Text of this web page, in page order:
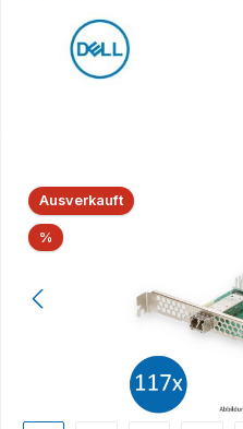
Bildergalerie überspringen
Ausverkauft
% Rabatt